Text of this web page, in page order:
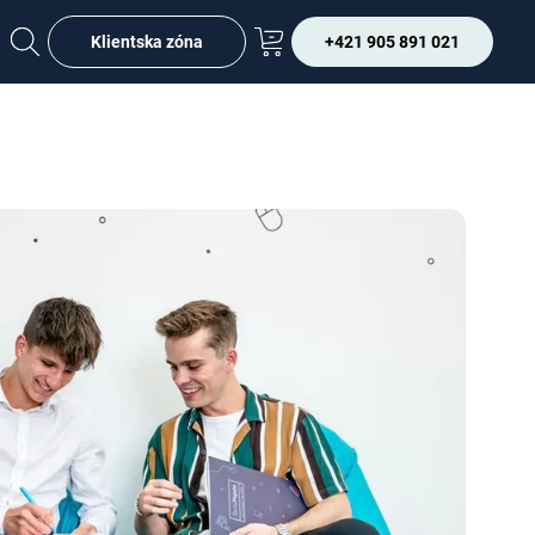
Klientska zóna +421 905 891 021